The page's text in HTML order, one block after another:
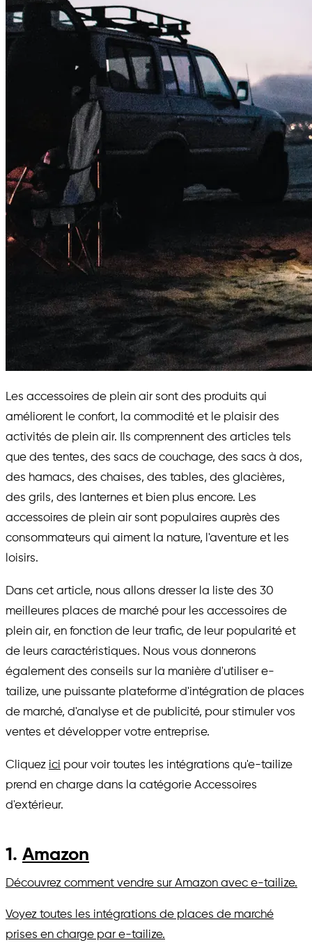
Les accessoires de plein air sont des produits qui
améliorent le confort, la commodité et le plaisir des
activités de plein air. Ils comprennent des articles tels
que des tentes, des sacs de couchage, des sacs à dos,
des hamacs, des chaises, des tables, des glacières,
des grils, des lanternes et bien plus encore. Les
accessoires de plein air sont populaires auprès des
consommateurs qui aiment la nature, l'aventure et les
loisirs.
Dans cet article, nous allons dresser la liste des 30
meilleures places de marché pour les accessoires de
plein air, en fonction de leur trafic, de leur popularité et
de leurs caractéristiques. Nous vous donnerons
également des conseils sur la manière d'utiliser e-
tailize, une puissante plateforme d'intégration de places
de marché, d'analyse et de publicité, pour stimuler vos
ventes et développer votre entreprise.
Cliquez ici pour voir toutes les intégrations qu'e-tailize
prend en charge dans la catégorie Accessoires
d'extérieur.
1. Amazon
Découvrez comment vendre sur Amazon avec e-tailize.
Voyez toutes les intégrations de places de marché
prises en charge par e-tailize.